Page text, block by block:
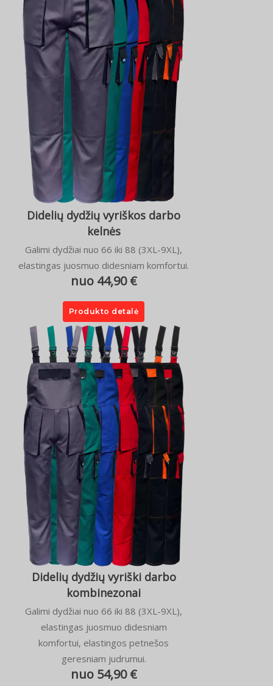
Didelių dydžių vyriškos darbo
kelnės
Galimi dydžiai nuo 66 iki 88 (3XL-9XL),
elastingas juosmuo didesniam komfortui.
nuo 44,90 €
Produkto detalė
Didelių dydžių vyriški darbo
kombinezonai
Galimi dydžiai nuo 66 iki 88 (3XL-9XL),
elastingas juosmuo didesniam
komfortui, elastingos petnešos
geresniam judrumui.
nuo 54,90 €